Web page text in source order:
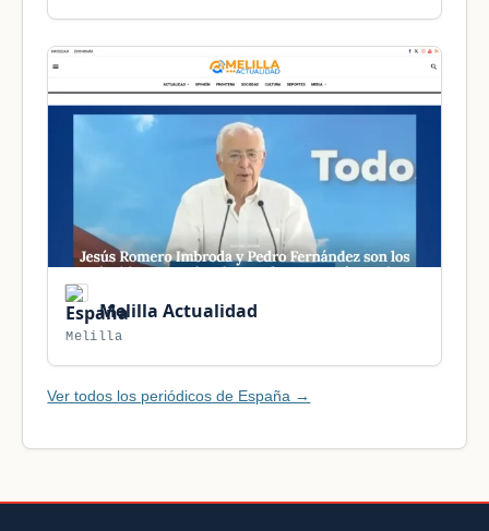
Melilla Actualidad
Melilla
Ver todos los periódicos de España →